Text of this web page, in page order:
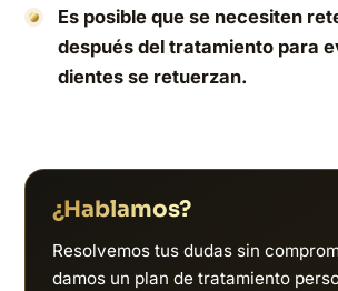
Es posible que se necesiten
después del tratamiento para
dientes se retuerzan.
¿Hablamos?
Resolvemos tus dudas sin
damos un plan de tratamiento